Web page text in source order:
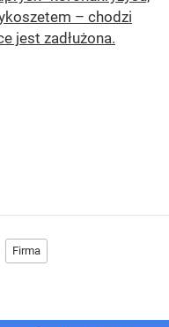
– chodzi
jest zadłużona.
Firma